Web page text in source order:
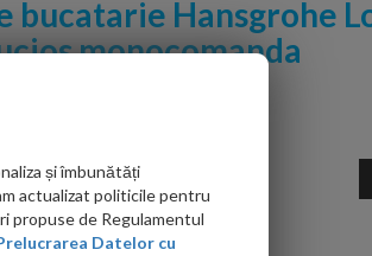
bucatarie Hansgrohe
monocomanda
in alta parte mai ieftin?
și îmbunătăți
actualizat politicile pentru
propuse de Regulamentul
Datelor cu